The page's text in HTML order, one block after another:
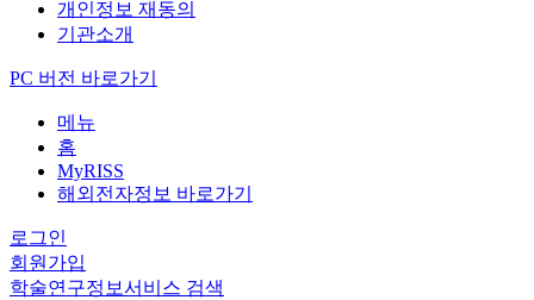
개인정보 재동의
기관소개
PC 버전 바로가기
메뉴
홈
MyRISS
해외전자정보 바로가기
로그인
회원가입
학술연구정보서비스 검색